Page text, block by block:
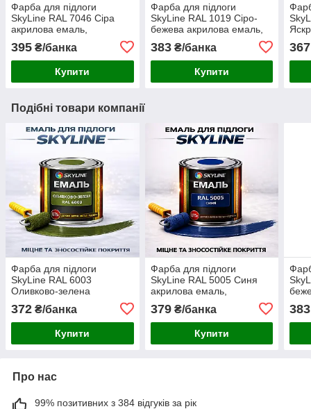
Фарба для підлоги
SkyLine RAL 7046 Сіра
акрилова емаль,
зносостійка, вологостійка,
без запаху, для бетону та
дерева 0.75 л
395 ₴/банка
Купити
Фарба для підлоги
SkyLine RAL 1019 Сіро-
бежева акрилова емаль,
зносостійка, вологостійка,
без запаху, для бетону та
дерева 0.75 л
383₴/банка
Купити
для
367
Подібні товари компанії
Фарба для підлоги
SkyLine RAL 6003
Оливково-зелена
зносостійка вологостійка
без запаху для дерева та
бетону 0.75 л
372 ₴/банка
Купити
Фарба для підлоги
SkyLine RAL 5005 Синя
акрилова емаль,
зносостійка, вологостійка,
без запаху, для бетону та
дерева 0.75 л
379₴/банка
Купити
без
383
Про нас
99% позитивних з 384 відгуків за рік